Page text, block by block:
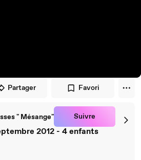
Partager Favori
" Mésange" Suivre
2012 - 4 enfants